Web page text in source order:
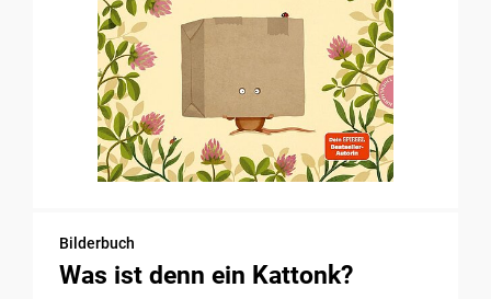
Bilderbuch
Was ist denn ein Kattonk?